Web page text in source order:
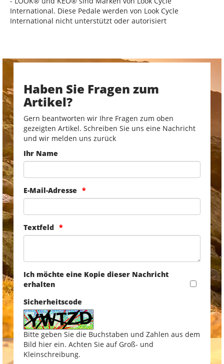
International. Diese Pedale werden von Look Cycle
International nicht unterstützt oder autorisiert
Haben Sie Fragen zum
Artikel?
Gern beantworten wir Ihre Fragen zum oben
gezeigten Artikel. Schreiben Sie uns eine Nachricht
und wir melden uns zurück
Ihr Name
E-Mail-Adresse
Textfeld
Ich möchte eine Kopie dieser Nachricht
erhalten
Sicherheitscode
Bitte geben Sie die Buchstaben und Zahlen aus dem
Bild hier ein. Achten Sie auf Groß- und
Kleinschreibung.